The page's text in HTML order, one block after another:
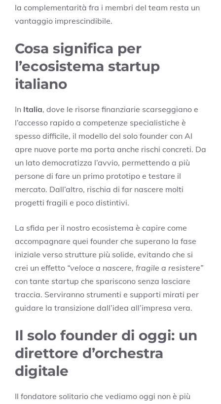
la complementarità fra i membri del team resta un
vantaggio imprescindibile.
Cosa significa per
l’ecosistema startup
italiano
In Italia, dove le risorse finanziarie scarseggiano e
l’accesso rapido a competenze specialistiche è
spesso difficile, il modello del solo founder con AI
apre nuove porte ma porta anche rischi concreti. Da
un lato democratizza l’avvio, permettendo a più
persone di fare un primo prototipo e testare il
mercato. Dall’altro, rischia di far nascere molti
progetti fragili e poco distintivi.
La sfida per il nostro ecosistema è capire come
accompagnare quei founder che superano la fase
iniziale verso strutture più solide, evitando che si
crei un effetto “veloce a nascere, fragile a resistere”
con tante startup che spariscono senza lasciare
traccia. Serviranno strumenti e supporti mirati per
guidare la transizione dall’idea all’impresa vera.
Il solo founder di oggi: un
direttore d’orchestra
digitale
Il fondatore solitario che vediamo oggi non è più